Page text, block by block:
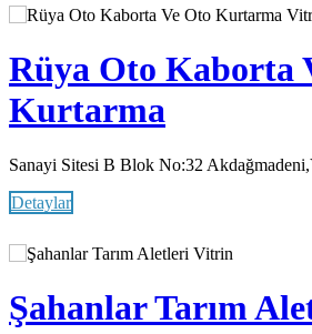
Rüya Oto Kaborta
Kurtarma
Sanayi Sitesi B Blok No:32
Detaylar
Vitrin
Şahanlar Tarım